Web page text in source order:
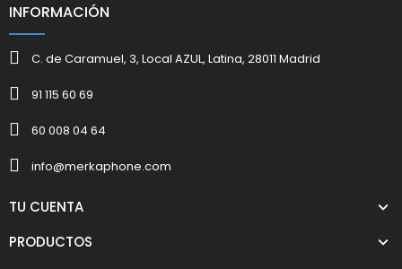
INFORMACIÓN
C. de Caramuel, 3, Local AZUL, Latina, 28011 Madrid
91 115 60 69
60 008 04 64
info@merkaphone.com
TU CUENTA
PRODUCTOS